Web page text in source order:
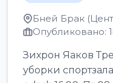
Бней Брак
Опубликовано:
Зихрон Яаков
уборки